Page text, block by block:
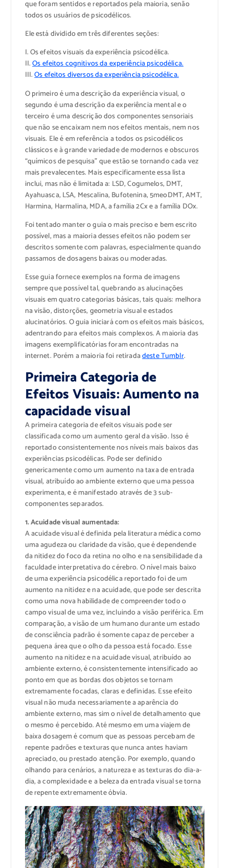
que foram sentidos e reportados pela maioria, senão
todos os usuários de psicodélicos.
Ele está dividido em três diferentes seções:
I. Os efeitos visuais da experiência psicodélica.
II.Os efeitos cognitivos da experiência psicodélica.
III.Os efeitos diversos da experiência psicodélica.
O primeiro é uma descrição da experiência visual, o
segundo é uma descrição da experiência mental e o
terceiro é uma descrição dos componentes sensoriais
que não se encaixam nem nos efeitos mentais, nem nos
visuais. Ele é em referência a todos os psicodélicos
clássicos e à grande variedade de modernos e obscuros
“químicos de pesquisa” que estão se tornando cada vez
mais prevalecentes. Mais especificamente essa lista
inclui, mas não é limitada a: LSD, Cogumelos, DMT,
Ayahuasca, LSA, Mescalina, Bufotenina, 5meoDMT, AMT,
Harmina, Harmalina, MDA, a família 2Cx e a família DOx.
Foi tentado manter o guia o mais preciso e bem escrito
possível, mas a maioria desses efeitos não podem ser
descritos somente com palavras, especialmente quando
passamos de dosagens baixas ou moderadas.
Esse guia fornece exemplos na forma de imagens
sempre que possível tal, quebrando as alucinações
visuais em quatro categorias básicas, tais quais: melhora
na visão, distorções, geometria visual e estados
alucinatórios. O guia iniciará com os efeitos mais básicos,
adentrando para efeitos mais complexos. A maioria das
imagens exemplificatórias foram encontradas na
internet. Porém a maioria foi retiradadeste Tumblr.
Primeira Categoria de
Efeitos Visuais: Aumento na
capacidade visual
A primeira categoria de efeitos visuais pode ser
classificada como um aumento geral da visão. Isso é
reportado consistentemente nos níveis mais baixos das
experiências psicodélicas. Pode ser definido
genericamente como um aumento na taxa de entrada
visual, atribuído ao ambiente externo que uma pessoa
experimenta, e é manifestado através de 3 sub-
componentes separados.
1. Acuidade visual aumentada:
A acuidade visual é definida pela literatura médica como
uma agudeza ou claridade da visão, que é dependende
da nitidez do foco da retina no olho e na sensibilidade da
faculdade interpretativa do cérebro. O nível mais baixo
de uma experiência psicodélica reportado foi de um
aumento na nitidez e na acuidade, que pode ser descrita
como uma nova habilidade de compreender todo o
campo visual de uma vez, incluindo a visão periférica. Em
comparação, a visão de um humano durante um estado
de consciência padrão é somente capaz de perceber a
pequena área que o olho da pessoa está focado. Esse
aumento na nitidez e na acuidade visual, atribuído ao
ambiente externo, é consistentemente intensificado ao
ponto em que as bordas dos objetos se tornam
extremamente focadas, claras e definidas. Esse efeito
visual não muda necessariamente a aparência do
ambiente externo, mas sim o nível de detalhamento que
o mesmo é percebido. Até mesmo em uma viajem de
baixa dosagem é comum que as pessoas percebam de
repente padrões e texturas que nunca antes haviam
apreciado, ou prestado atenção. Por exemplo, quando
olhando para cenários, a natureza e as texturas do dia-a-
dia, a complexidade e a beleza da entrada visual se torna
de repente extremamente óbvia.